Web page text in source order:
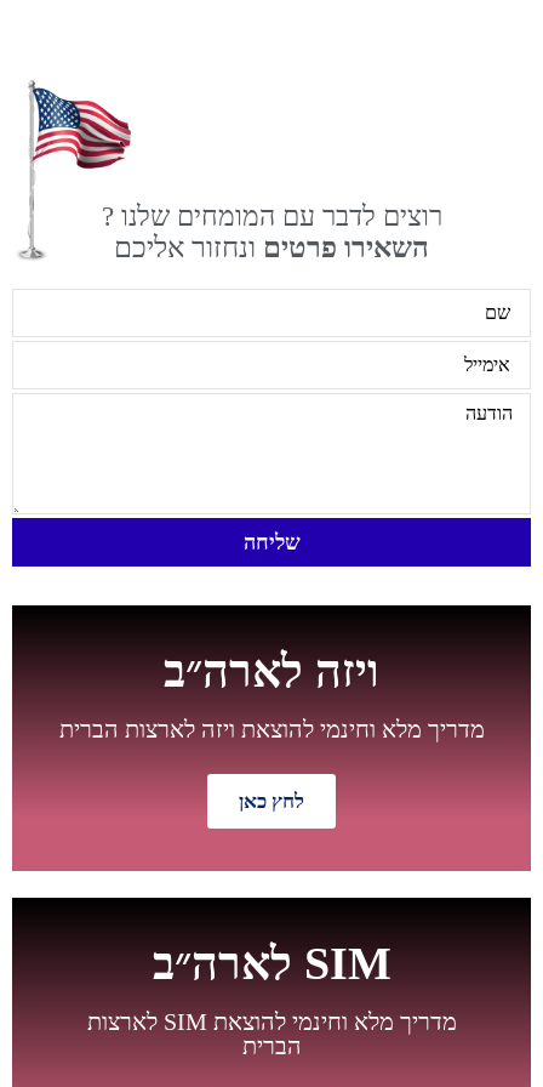
רוצים לדבר עם המומחים שלנו ?
השאירו פרטים ונחזור אליכם
שליחה
ויזה לארה״ב
מדריך מלא וחינמי להוצאת ויזה לארצות הברית
לחץ כאן
SIM לארה״ב
מדריך מלא וחינמי להוצאת SIM לארצות
הברית